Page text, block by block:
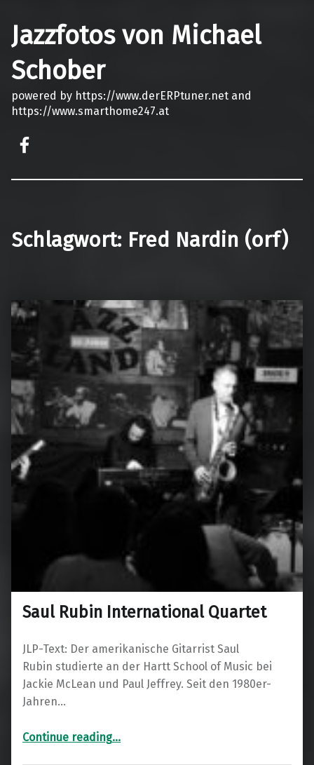
Jazzfotos von Michael
Schober
powered by https://www.derERPtuner.net and
https://www.smarthome247.at
Schlagwort: Fred Nardin (orf)
Saul Rubin International Quartet
JLP-Text: Der amerikanische Gitarrist Saul
Rubin studierte an der Hartt School of Music bei
Jackie McLean und Paul Jeffrey. Seit den 1980er-
Jahren…
Continue reading…